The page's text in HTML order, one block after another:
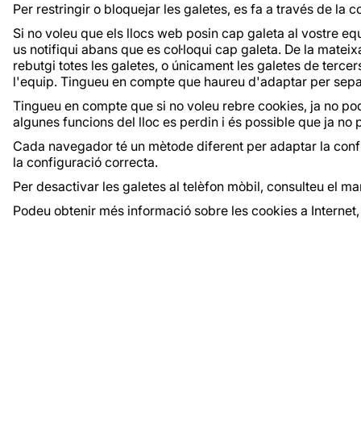
Per restringir o bloquejar les galetes, es fa a través de la
Si no voleu que els llocs web posin cap galeta al vostre
us notifiqui abans que es col·loqui cap galeta. De la
rebutgi totes les galetes, o únicament les galetes de
l'equip. Tingueu en compte que haureu d'adaptar per
Tingueu en compte que si no voleu rebre cookies, ja no
algunes funcions del lloc es perdin i és possible que ja
Cada navegador té un mètode diferent per adaptar la
la configuració correcta.
Per desactivar les galetes al telèfon mòbil, consulteu el
Podeu obtenir més informació sobre les cookies a